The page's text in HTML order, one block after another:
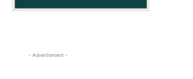
- Advertisment -